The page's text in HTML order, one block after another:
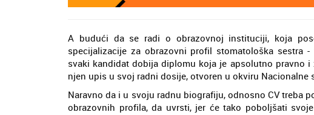
A budući da se radi o obrazovnoj instituciji, koja
specijalizacije za obrazovni profil stomatološka sestra
svaki kandidat dobija diplomu koja je apsolutno pravno
njen upis u svoj radni dosije, otvoren u okviru Nacionalne
Naravno da i u svoju radnu biografiju, odnosno CV treba
obrazovnih profila, da uvrsti, jer će tako poboljšati